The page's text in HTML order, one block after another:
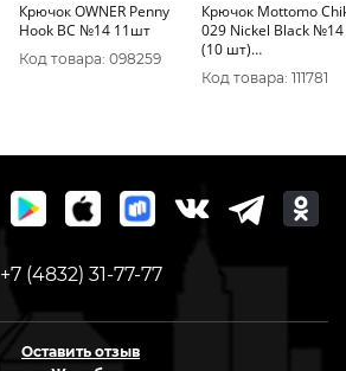
Крючок OWNER Penny
Hook BC №14 11шт
Код товара: 098259
Крючок Mottomo
029 Nickel Black №14
(10 шт)
(06641/211217/
Япония)
Код товара: 111781
+7 (4832) 31-77-77
Оставить отзыв